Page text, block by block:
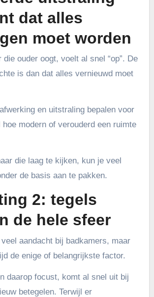
dat alles
moet worden
die ouder oogt, voelt al snel “op”. De
is dan dat alles vernieuwd moet
en uitstraling bepalen voor
hoe modern of verouderd een ruimte
die laag te kijken, kun je veel
de basis aan te pakken.
2: tegels
de hele sfeer
aandacht bij badkamers, maar
de enige of belangrijkste factor.
daarop focust, komt al snel uit bij
betegelen. Terwijl er